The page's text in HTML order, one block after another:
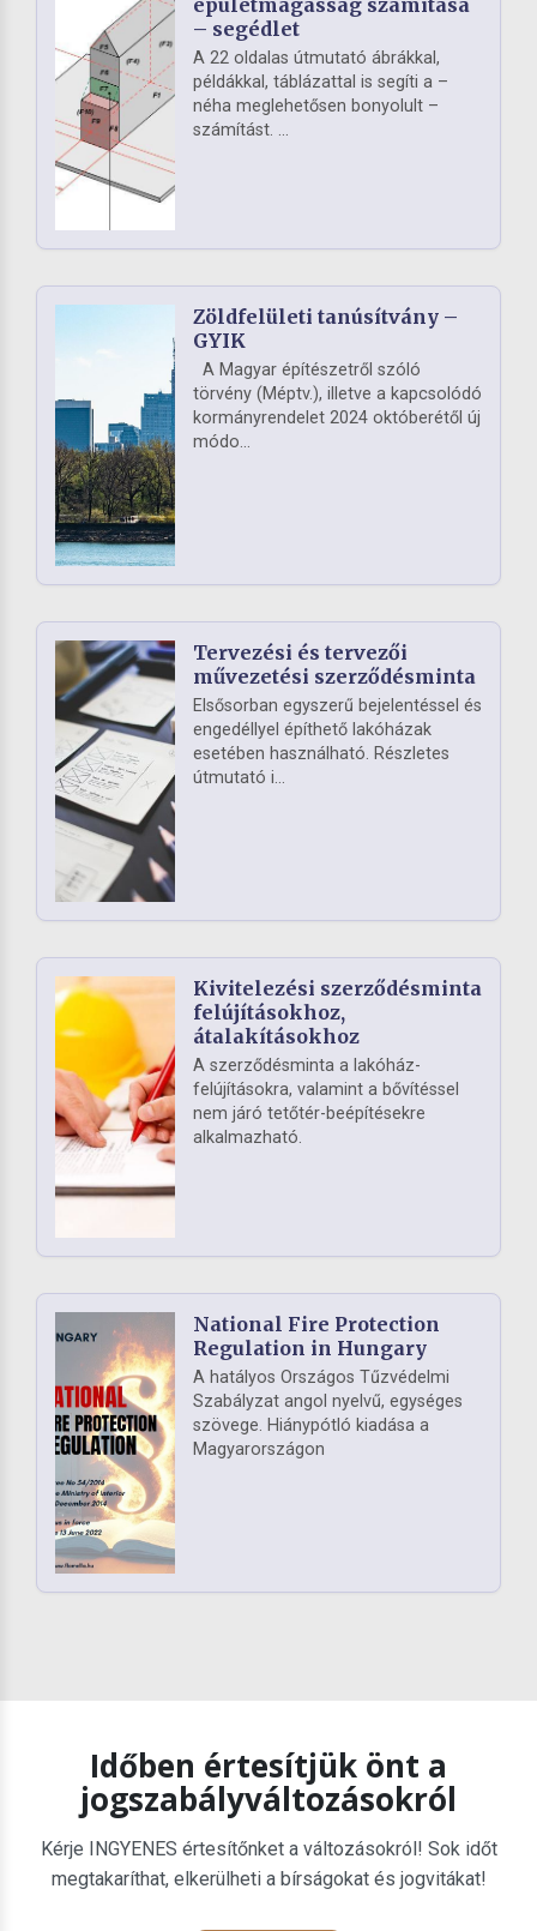
– segédlet
A 22 oldalas útmutató ábrákkal,
példákkal, táblázattal is segíti a –
néha meglehetősen bonyolult –
számítást. ...
Zöldfelületi tanúsítvány –
GYIK
A Magyar építészetről szóló
törvény (Méptv.), illetve a kapcsolódó
kormányrendelet 2024 októberétől új
módo...
Tervezési és tervezői
művezetési szerződésminta
Elsősorban egyszerű bejelentéssel és
engedéllyel építhető lakóházak
esetében használható. Részletes
útmutató i...
Kivitelezési szerződésminta
felújításokhoz,
átalakításokhoz
A szerződésminta a lakóház-
felújításokra, valamint a bővítéssel
nem járó tetőtér-beépítésekre
alkalmazható.
National Fire Protection
Regulation in Hungary
A hatályos Országos Tűzvédelmi
Szabályzat angol nyelvű, egységes
szövege. Hiánypótló kiadása a
Magyarországon
Időben értesítjük önt a
jogszabályváltozásokról
Kérje INGYENES értesítőnket a változásokról! Sok időt
megtakaríthat, elkerülheti a bírságokat és jogvitákat!